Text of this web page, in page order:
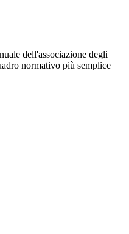
dell'associazione degli
normativo più semplice